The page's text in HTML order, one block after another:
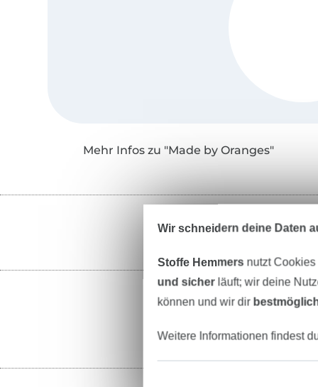
Mehr Infos zu "Made by Oranges"
Wir schneidern deine Daten
Stoffe Hemmers nutzt
und sicherläuft; wir deine
können und wir dir
Weitere Informationen findest